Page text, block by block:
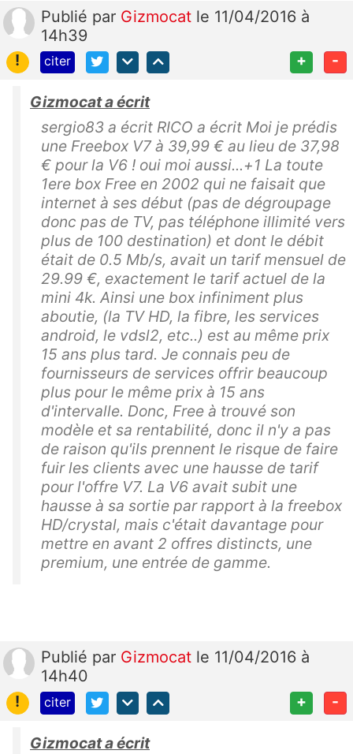
Publié par Gizmocat le 11/04/2016 à
14h39
!
citer + -
Gizmocat a écrit
sergio83 a écrit RICO a écrit Moi je prédis
une Freebox V7 à 39,99 € au lieu de 37,98
€ pour la V6 ! oui moi aussi...+1 La toute
1ere box Free en 2002 qui ne faisait que
internet à ses début (pas de dégroupage
donc pas de TV, pas téléphone illimité vers
plus de 100 destination) et dont le débit
était de 0.5 Mb/s, avait un tarif mensuel de
29.99 €, exactement le tarif actuel de la
mini 4k. Ainsi une box infiniment plus
aboutie, (la TV HD, la fibre, les services
android, le vdsl2, etc..) est au même prix
15 ans plus tard. Je connais peu de
fournisseurs de services offrir beaucoup
plus pour le même prix à 15 ans
d'intervalle. Donc, Free à trouvé son
modèle et sa rentabilité, donc il n'y a pas
de raison qu'ils prennent le risque de faire
fuir les clients avec une hausse de tarif
pour l'offre V7. La V6 avait subit une
hausse à sa sortie par rapport à la freebox
HD/crystal, mais c'était davantage pour
mettre en avant 2 offres distincts, une
premium, une entrée de gamme.
Publié par Gizmocat le 11/04/2016 à
14h40
!
citer + -
Gizmocat a écrit